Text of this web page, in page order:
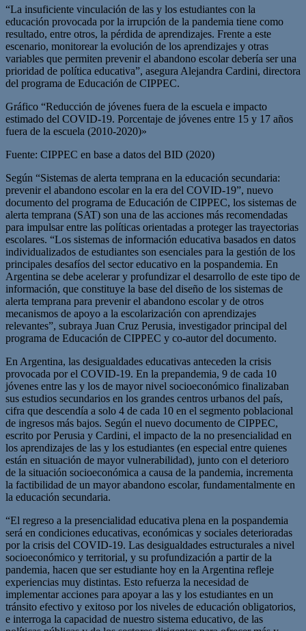
“La insuficiente vinculación de las y los estudiantes con la
educación provocada por la irrupción de la pandemia tiene como
resultado, entre otros, la pérdida de aprendizajes. Frente a este
escenario, monitorear la evolución de los aprendizajes y otras
variables que permiten prevenir el abandono escolar debería ser una
prioridad de política educativa”, asegura Alejandra Cardini, directora
del programa de Educación de CIPPEC.
Gráfico “Reducción de jóvenes fuera de la escuela e impacto
estimado del COVID-19. Porcentaje de jóvenes entre 15 y 17 años
fuera de la escuela (2010-2020)»
Fuente: CIPPEC en base a datos del BID (2020)
Según “Sistemas de alerta temprana en la educación secundaria:
prevenir el abandono escolar en la era del COVID-19”, nuevo
documento del programa de Educación de CIPPEC, los sistemas de
alerta temprana (SAT) son una de las acciones más recomendadas
para impulsar entre las políticas orientadas a proteger las trayectorias
escolares. “Los sistemas de información educativa basados en datos
individualizados de estudiantes son esenciales para la gestión de los
principales desafíos del sector educativo en la pospandemia. En
Argentina se debe acelerar y profundizar el desarrollo de este tipo de
información, que constituye la base del diseño de los sistemas de
alerta temprana para prevenir el abandono escolar y de otros
mecanismos de apoyo a la escolarización con aprendizajes
relevantes”, subraya Juan Cruz Perusia, investigador principal del
programa de Educación de CIPPEC y co-autor del documento.
En Argentina, las desigualdades educativas anteceden la crisis
provocada por el COVID-19. En la prepandemia, 9 de cada 10
jóvenes entre las y los de mayor nivel socioeconómico finalizaban
sus estudios secundarios en los grandes centros urbanos del país,
cifra que descendía a solo 4 de cada 10 en el segmento poblacional
de ingresos más bajos. Según el nuevo documento de CIPPEC,
escrito por Perusia y Cardini, el impacto de la no presencialidad en
los aprendizajes de las y los estudiantes (en especial entre quienes
están en situación de mayor vulnerabilidad), junto con el deterioro
de la situación socioeconómica a causa de la pandemia, incrementa
la factibilidad de un mayor abandono escolar, fundamentalmente en
la educación secundaria.
“El regreso a la presencialidad educativa plena en la pospandemia
será en condiciones educativas, económicas y sociales deterioradas
por la crisis del COVID-19. Las desigualdades estructurales a nivel
socioeconómico y territorial, y su profundización a partir de la
pandemia, hacen que ser estudiante hoy en la Argentina refleje
experiencias muy distintas. Esto refuerza la necesidad de
implementar acciones para apoyar a las y los estudiantes en un
tránsito efectivo y exitoso por los niveles de educación obligatorios,
e interroga la capacidad de nuestro sistema educativo, de las